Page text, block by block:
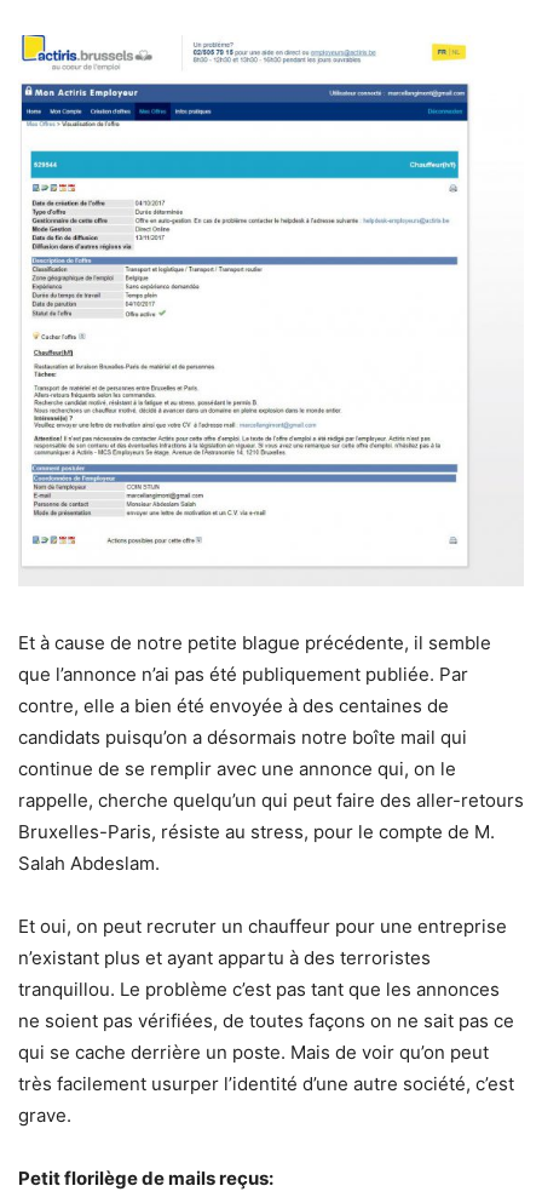
Et à cause de notre petite blague précédente, il semble
que l’annonce n’ai pas été publiquement publiée. Par
contre, elle a bien été envoyée à des centaines de
candidats puisqu’on a désormais notre boîte mail qui
continue de se remplir avec une annonce qui, on le
rappelle, cherche quelqu’un qui peut faire des aller-retours
Bruxelles-Paris, résiste au stress, pour le compte de M.
Salah Abdeslam.
Et oui, on peut recruter un chauffeur pour une entreprise
n’existant plus et ayant appartu à des terroristes
tranquillou. Le problème c’est pas tant que les annonces
ne soient pas vérifiées, de toutes façons on ne sait pas ce
qui se cache derrière un poste. Mais de voir qu’on peut
très facilement usurper l’identité d’une autre société, c’est
grave.
Petit florilège de mails reçus: